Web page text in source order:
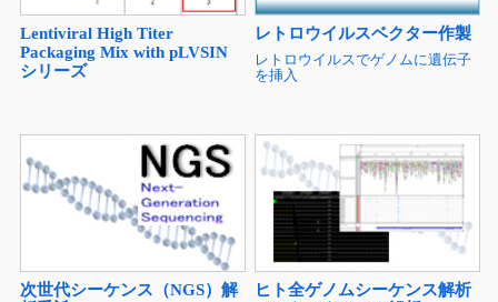
Lentiviral High Titer
Packaging Mix with pLVSIN
シリーズ
レトロウイルスベクター作製
レトロウイルスでゲノムに遺伝子
を挿入
次世代シーケンス（NGS）解
ヒト全ゲノムシーケンス解析